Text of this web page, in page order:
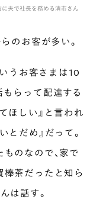
に夫で社長を務める清市さん
のお客が多い。
うお客さまは10
らって配達する
ほしい』と言われ
とだめ』だって。
のなので、家で
茶だったと知ら
は話す。